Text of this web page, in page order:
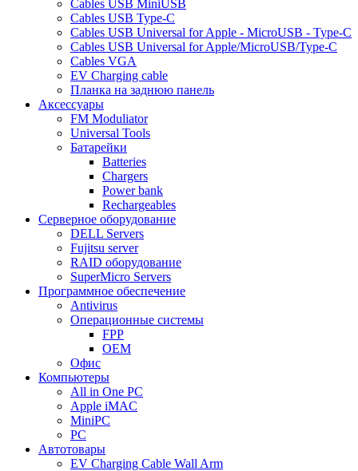
Cables USB MiniUSB
Cables USB Type-C
Cables USB Universal for Apple - MicroUSB - Type-C
Cables USB Universal for Apple/MicroUSB/Type-C
Cables VGA
EV Charging cable
Планка на заднюю панель
Аксессуары
FM Moduliator
Universal Tools
Батарейки
Batteries
Chargers
Power bank
Rechargeables
Серверное оборудование
DELL Servers
Fujitsu server
RAID оборудование
SuperMicro Servers
Программное обеспечение
Antivirus
Операционные системы
FPP
OEM
Офис
Компьютеры
All in One PC
Apple iMAC
MiniPC
PC
Автотовары
EV Charging Cable Wall Arm